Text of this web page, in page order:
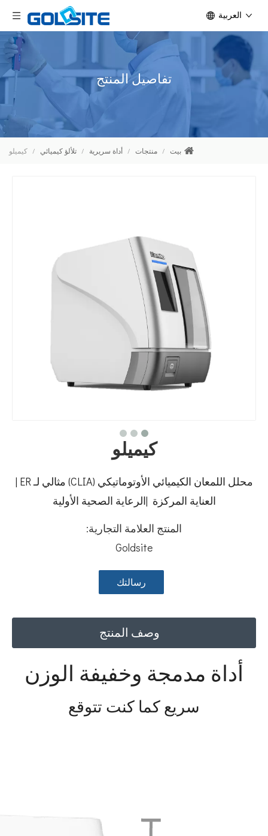
العربية
تفاصيل المنتج
بيت / منتجات / أداة سريرية / تلألؤ كيميائي / كيميلو
كيميلو
محلل اللمعان الكيميائي الأوتوماتيكي (CLIA) مثالي لـ ER |
العناية المركزة |الرعاية الصحية الأولية
المنتج العلامة التجارية:
Goldsite
رسالتك
وصف المنتج
أداة مدمجة وخفيفة الوزن
سريع كما كنت تتوقع